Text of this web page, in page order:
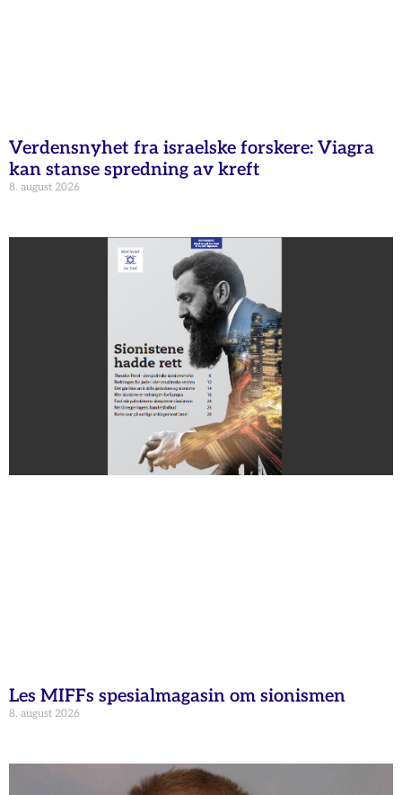
Verdensnyhet fra israelske forskere: Viagra
kan stanse spredning av kreft
8. august 2026
Les MIFFs spesialmagasin om sionismen
8. august 2026